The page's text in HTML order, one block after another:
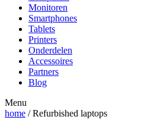
Monitoren
Smartphones
Tablets
Printers
Onderdelen
Accessoires
Partners
Blog
Menu
home / Refurbished laptops